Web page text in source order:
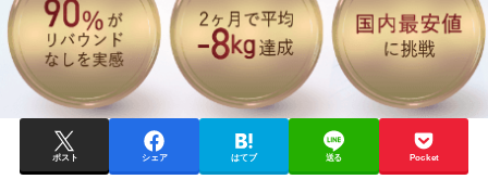
ポスト シェア はてブ 送る Pocket